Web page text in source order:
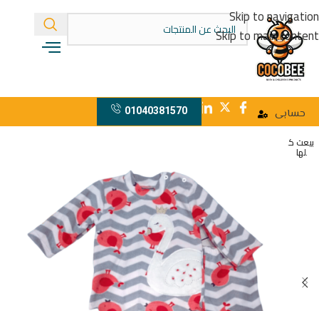
Skip to navigation
Skip to main content
حسابى 01040381570
بيعت ك
لها